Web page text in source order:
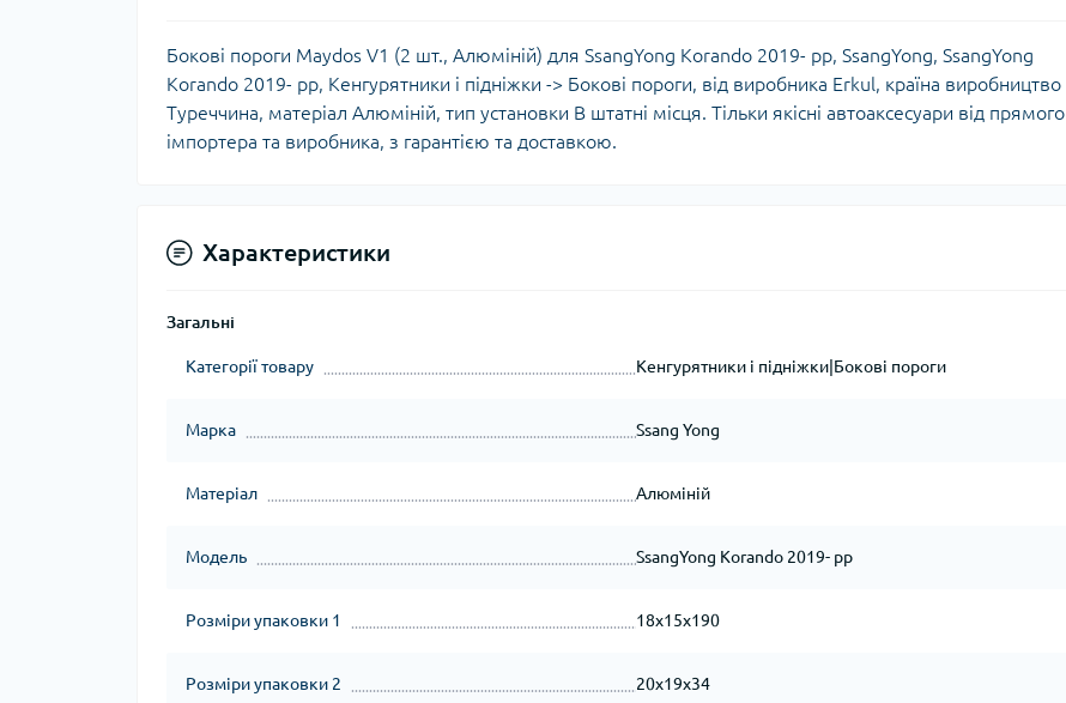
Бокові пороги Maydos V1 (2 шт., Алюміній) для SsangYong Korando 2019- рр, SsangYong, SsangYong
Korando 2019- рр, Кенгурятники і підніжки -> Бокові пороги, від виробника Erkul, країна виробництво
Туреччина, матеріал Алюміній, тип установки В штатні місця. Тільки якісні автоаксесуари від прямого
імпортера та виробника, з гарантією та доставкою.
Характеристики
Загальні
Категорії товару Кенгурятники і підніжки|Бокові пороги
Марка Ssang Yong
Матеріал Алюміній
Модель SsangYong Korando 2019- рр
Розміри упаковки 1 18x15x190
Розміри упаковки 2 20x19x34